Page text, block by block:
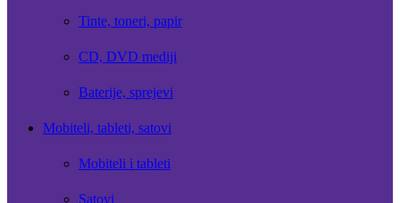
Tinte, toneri, papir
CD, DVD mediji
Baterije, sprejevi
Mobiteli, tableti, satovi
Mobiteli i tableti
Satovi